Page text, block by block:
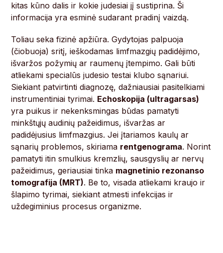
kitas kūno dalis ir kokie judesiai jį sustiprina. Ši
informacija yra esminė sudarant pradinį vaizdą.
Toliau seka fizinė apžiūra. Gydytojas palpuoja
(čiobuoja) sritį, ieškodamas limfmazgių padidėjimo,
išvaržos požymių ar raumenų įtempimo. Gali būti
atliekami specialūs judesio testai klubo sąnariui.
Siekiant patvirtinti diagnozę, dažniausiai pasitelkiami
instrumentiniai tyrimai. Echoskopija (ultragarsas)
yra puikus ir nekenksmingas būdas pamatyti
minkštųjų audinių pažeidimus, išvaržas ar
padidėjusius limfmazgius. Jei įtariamos kaulų ar
sąnarių problemos, skiriama rentgenograma. Norint
pamatyti itin smulkius kremzlių, sausgyslių ar nervų
pažeidimus, geriausiai tinka magnetinio rezonanso
tomografija (MRT). Be to, visada atliekami kraujo ir
šlapimo tyrimai, siekiant atmesti infekcijas ir
uždegiminius procesus organizme.